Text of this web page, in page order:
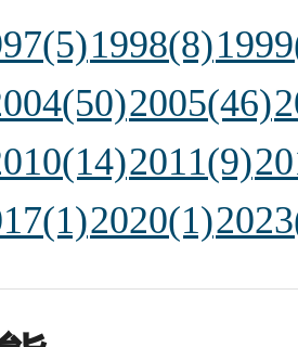
1998(8)
2005(46)
2011(9)
2020(1)